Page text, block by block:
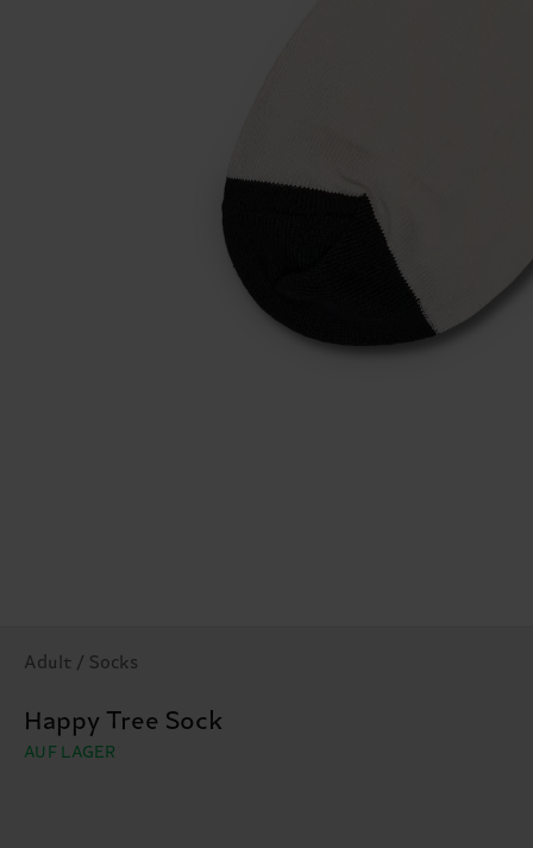
Adult / Socks
Happy Tree Sock
AUF LAGER